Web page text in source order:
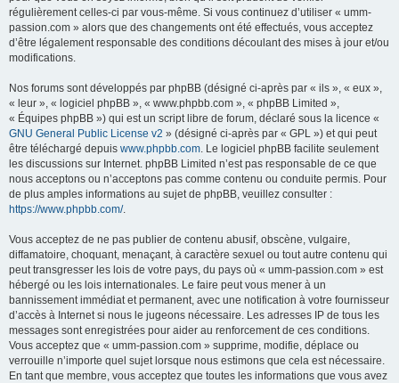
régulièrement celles-ci par vous-même. Si vous continuez d’utiliser « umm-
passion.com » alors que des changements ont été effectués, vous acceptez
d’être légalement responsable des conditions découlant des mises à jour et/ou
modifications.
Nos forums sont développés par phpBB (désigné ci-après par « ils », « eux »,
« leur », « logiciel phpBB », « www.phpbb.com », « phpBB Limited »,
« Équipes phpBB ») qui est un script libre de forum, déclaré sous la licence «
GNU General Public License v2 » (désigné ci-après par « GPL ») et qui peut
être téléchargé depuis www.phpbb.com. Le logiciel phpBB facilite seulement
les discussions sur Internet. phpBB Limited n’est pas responsable de ce que
nous acceptons ou n’acceptons pas comme contenu ou conduite permis. Pour
de plus amples informations au sujet de phpBB, veuillez consulter :
https://www.phpbb.com/.
Vous acceptez de ne pas publier de contenu abusif, obscène, vulgaire,
diffamatoire, choquant, menaçant, à caractère sexuel ou tout autre contenu qui
peut transgresser les lois de votre pays, du pays où « umm-passion.com » est
hébergé ou les lois internationales. Le faire peut vous mener à un
bannissement immédiat et permanent, avec une notification à votre fournisseur
d’accès à Internet si nous le jugeons nécessaire. Les adresses IP de tous les
messages sont enregistrées pour aider au renforcement de ces conditions.
Vous acceptez que « umm-passion.com » supprime, modifie, déplace ou
verrouille n’importe quel sujet lorsque nous estimons que cela est nécessaire.
En tant que membre, vous acceptez que toutes les informations que vous avez